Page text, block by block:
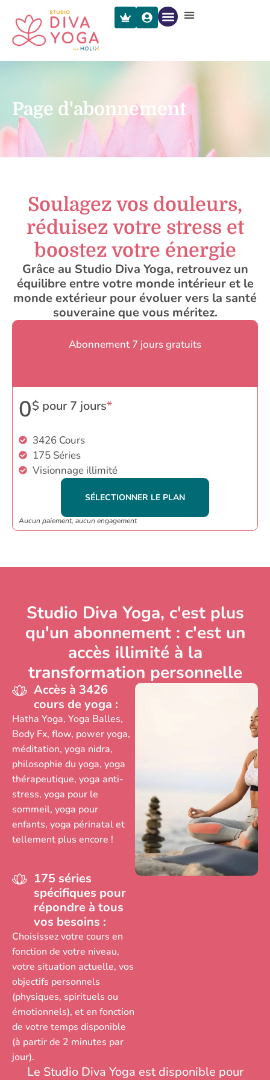
Page d'abonnement
Soulagez vos douleurs,
réduisez votre stress et
boostez votre énergie
Grâce au Studio Diva Yoga, retrouvez un
équilibre entre votre monde intérieur et le
monde extérieur pour évoluer vers la santé
souveraine que vous méritez.
Abonnement 7 jours gratuits
0$ pour 7 jours*
3426Cours
175Séries
Visionnage illimité
SÉLECTIONNER LE PLAN
Aucun paiement, aucun engagement
Studio Diva Yoga, c'est plus
qu'un abonnement : c'est un
accès illimité à la
transformation personnelle
Accès à 3426
cours de yoga :
Hatha Yoga, Yoga Balles,
Body Fx, flow, power yoga,
méditation, yoga nidra,
philosophie du yoga, yoga
thérapeutique, yoga anti-
stress, yoga pour le
sommeil, yoga pour
enfants, yoga périnatal et
tellement plus encore !
175 séries
spécifiques pour
répondre à tous
vos besoins :
Choisissez votre cours en
fonction de votre niveau,
votre situation actuelle, vos
objectifs personnels
(physiques, spirituels ou
émotionnels), et en fonction
de votre temps disponible
(à partir de 2 minutes par
jour).
Le Studio Diva Yoga est disponible pour